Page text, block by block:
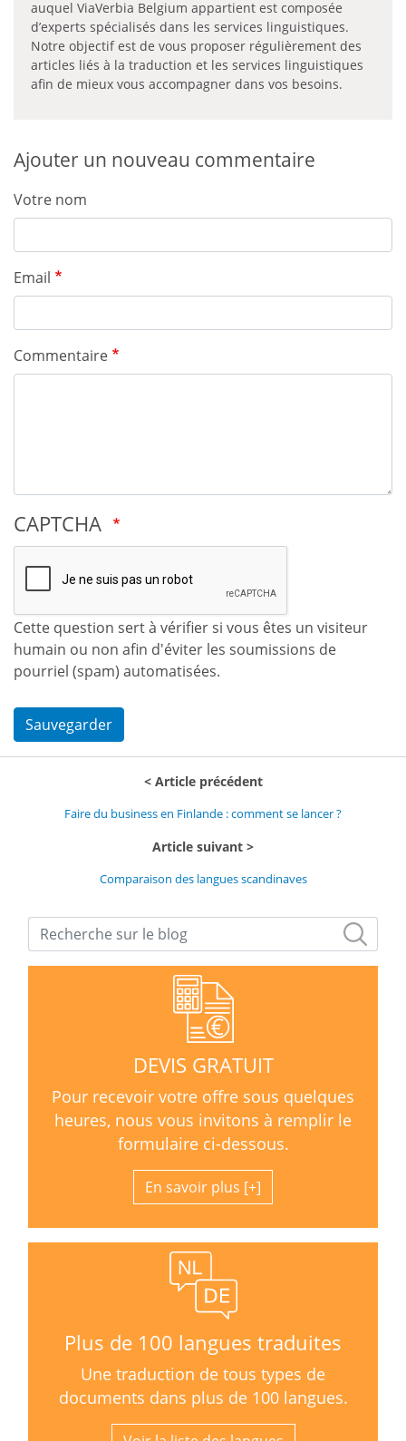
auquel ViaVerbia Belgium appartient est composée
d’experts spécialisés dans les services linguistiques.
Notre objectif est de vous proposer régulièrement des
articles liés à la traduction et les services linguistiques
afin de mieux vous accompagner dans vos besoins.
Ajouter un nouveau commentaire
Votre nom
Email
Commentaire
CAPTCHA
Cette question sert à vérifier si vous êtes un visiteur
humain ou non afin d'éviter les soumissions de
pourriel (spam) automatisées.
Sauvegarder
Article précédent
Faire du business en Finlande : comment se lancer ?
Article suivant
Comparaison des langues scandinaves
DEVIS GRATUIT
Pour recevoir votre offre sous quelques
heures, nous vous invitons à remplir le
formulaire ci-dessous.
En savoir plus
Plus de 100 langues traduites
Une traduction de tous types de
documents dans plus de 100 langues.